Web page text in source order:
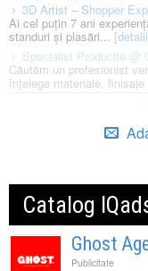
3D Artist – Shopper
Ai cel puțin 7 ani
standuri și plasări...
Specialist Productie @
Căutăm un profesionist
înțelege materiale,
Catalog
Ghost
Publicitate